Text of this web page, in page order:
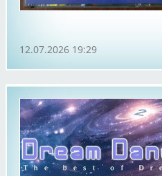
12.07.2026 19:29